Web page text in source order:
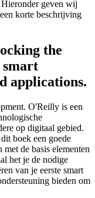
Hieronder geven wij
korte beschrijving
the
smart
applications.
O'Reilly is een
op digitaal gebied.
boek een goede
de basis elementen
het je de nodige
van je eerste smart
bieden om